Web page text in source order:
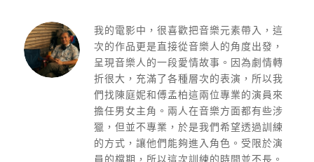
我的電影中，很喜歡把音樂元素帶入， 這
次的作品更是直接從音樂人的角度出發，
呈現音樂人的一段愛情故事。因為劇情轉
折很大， 充滿了各種層次的表演， 所以我
們找陳庭妮和傅孟柏這兩位專業的演員來
擔任男女主角。 兩人在音樂方面都有些涉
獵，但並不專業， 於是我們希望透過訓練
的方式，讓他們能夠進入角色。受限於演
員的檔期，所以這次訓練的時間並不長。